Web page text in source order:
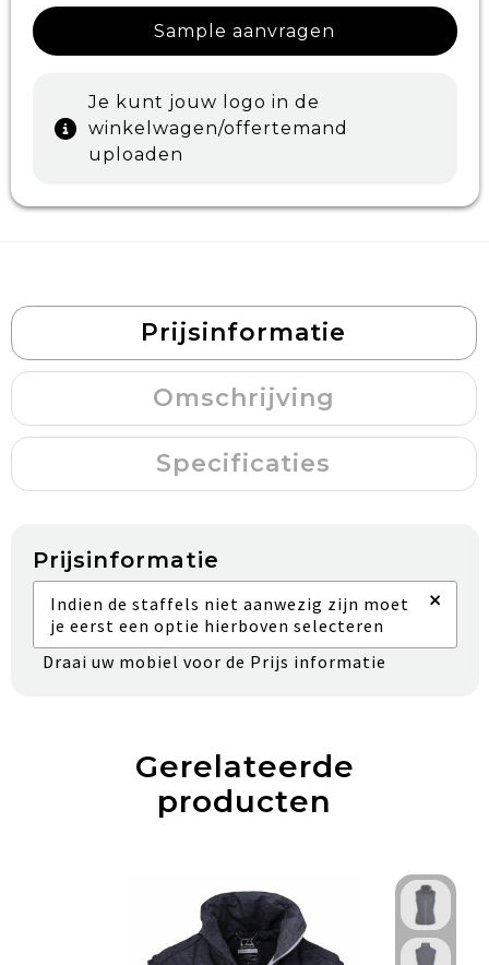
Sample aanvragen
Je kunt jouw logo in de
winkelwagen/offertemand
uploaden
Prijsinformatie
Omschrijving
Specificaties
Prijsinformatie
Indien de staffels niet aanwezig zijn moet
je eerst een optie hierboven selecteren
×
Draai uw mobiel voor de Prijs informatie
Gerelateerde
producten